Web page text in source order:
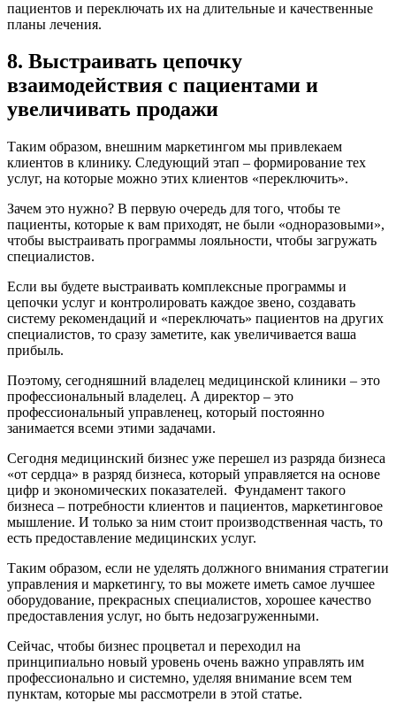
пациентов и переключать их на длительные и качественные
планы лечения.
8. Выстраивать цепочку
взаимодействия с пациентами и
увеличивать продажи
Таким образом, внешним маркетингом мы привлекаем
клиентов в клинику. Следующий этап – формирование тех
услуг, на которые можно этих клиентов «переключить».
Зачем это нужно? В первую очередь для того, чтобы те
пациенты, которые к вам приходят, не были «одноразовыми»,
чтобы выстраивать программы лояльности, чтобы загружать
специалистов.
Если вы будете выстраивать комплексные программы и
цепочки услуг и контролировать каждое звено, создавать
систему рекомендаций и «переключать» пациентов на других
специалистов, то сразу заметите, как увеличивается ваша
прибыль.
Поэтому, сегодняшний владелец медицинской клиники – это
профессиональный владелец. А директор – это
профессиональный управленец, который постоянно
занимается всеми этими задачами.
Сегодня медицинский бизнес уже перешел из разряда бизнеса
«от сердца» в разряд бизнеса, который управляется на основе
цифр и экономических показателей. Фундамент такого
бизнеса – потребности клиентов и пациентов, маркетинговое
мышление. И только за ним стоит производственная часть, то
есть предоставление медицинских услуг.
Таким образом, если не уделять должного внимания стратегии
управления и маркетингу, то вы можете иметь самое лучшее
оборудование, прекрасных специалистов, хорошее качество
предоставления услуг, но быть недозагруженными.
Сейчас, чтобы бизнес процветал и переходил на
принципиально новый уровень очень важно управлять им
профессионально и системно, уделяя внимание всем тем
пунктам, которые мы рассмотрели в этой статье.